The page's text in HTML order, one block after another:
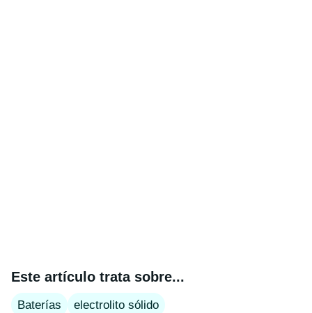
Este artículo trata sobre...
Baterías electrolito sólido